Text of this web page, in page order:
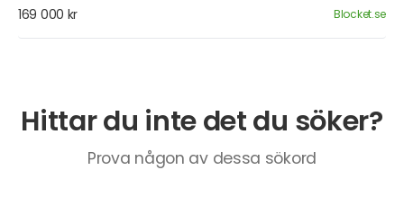
169 000 kr Blocket.se
Hittar du inte det du söker?
Prova någon av dessa sökord